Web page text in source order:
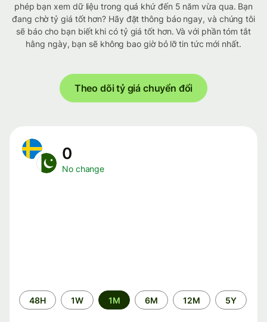
phép bạn xem dữ liệu trong quá khứ đến 5 năm vừa qua. Bạn
đang chờ tỷ giá tốt hơn? Hãy đặt thông báo ngay, và chúng tôi
sẽ báo cho bạn biết khi có tỷ giá tốt hơn. Và với phần tóm tắt
hằng ngày, bạn sẽ không bao giờ bỏ lỡ tin tức mới nhất.
Theo dõi tỷ giá chuyển đổi
0
No change
Time
period
48H 1W 1M 6M 12M 5Y